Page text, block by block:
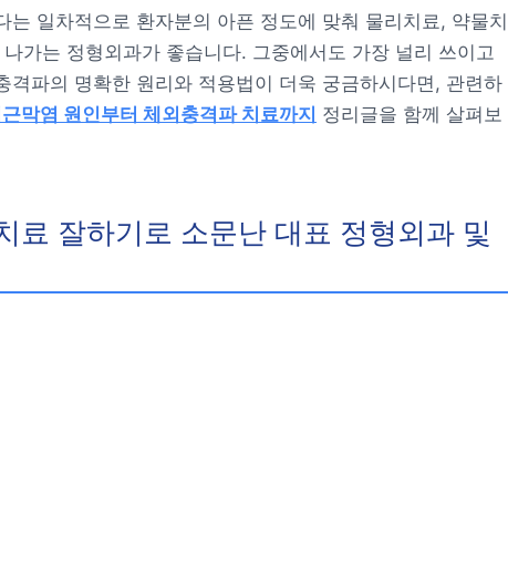
는 일차적으로 환자분의 아픈 정도에 맞춰 물리치료, 약물치
가는 정형외과가 좋습니다. 그중에서도 가장 널리 쓰이고
격파의 명확한 원리와 적용법이 더욱 궁금하시다면, 관련하
막염 원인부터 체외충격파 치료까지 정리글을 함께 살펴보
료 잘하기로 소문난 대표 정형외과 및